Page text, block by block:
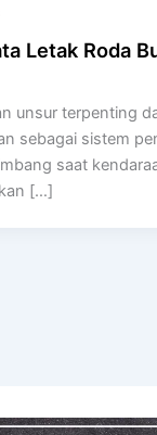
Letak Roda
unsur terpenting
sebagai sistem
saat
[…]